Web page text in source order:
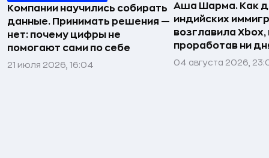
Компании научились собирать
данные. Принимать решения —
нет: почему цифры не
помогают сами по себе
21 июля 2026, 16:04
Аша Шарма. Как
индийских
возглавила Xbox,
проработав ни
04 августа 2026,